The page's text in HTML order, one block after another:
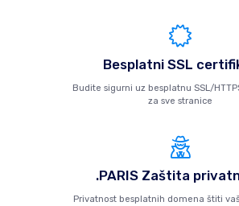
Besplatni SSL
Budite sigurni uz besplatnu SSL/
za sve stranice
.PARIS Zaštita
Privatnost besplatnih domena štiti